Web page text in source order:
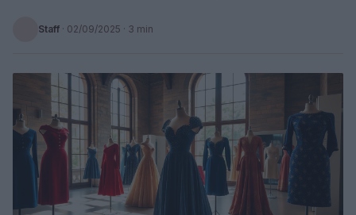
Staff · 02/09/2025 · 3 min